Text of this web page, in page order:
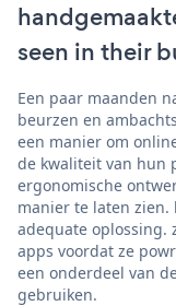
seen in their
Een paar maanden
beurzen en
een manier om
de kwaliteit van hun
ergonomische
manier te laten
adequate
apps voordat ze
een onderdeel van
gebruiken.